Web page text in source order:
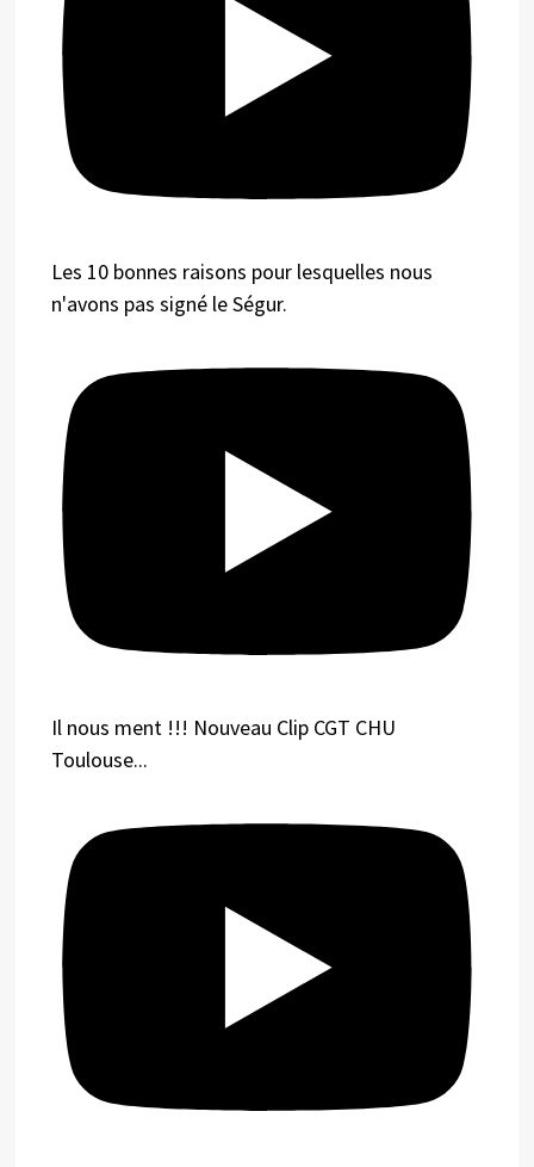
Les 10 bonnes raisons pour lesquelles nous
n'avons pas signé le Ségur.
Il nous ment !!! Nouveau Clip CGT CHU
Toulouse...